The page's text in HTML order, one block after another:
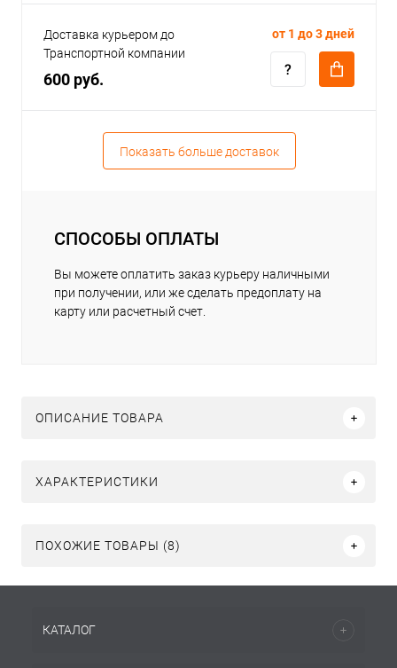
Доставка курьером до
Транспортной компании
600 руб.
от 1 до 3 дней
Показать больше доставок
СПОСОБЫ ОПЛАТЫ
Вы можете оплатить заказ курьеру наличными
при получении, или же сделать предоплату на
карту или расчетный счет.
ОПИСАНИЕ ТОВАРА
ХАРАКТЕРИСТИКИ
ПОХОЖИЕ ТОВАРЫ (8)
КАТАЛОГ